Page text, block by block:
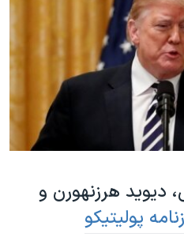
دیوید هرزنهورن و
پولیتیکو